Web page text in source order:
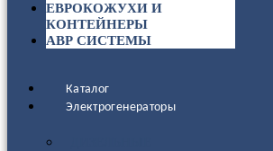
ЕВРОКОЖУХИ И
КОНТЕЙНЕРЫ
АВР СИСТЕМЫ
Каталог
Электрогенераторы